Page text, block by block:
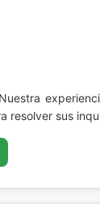
sus